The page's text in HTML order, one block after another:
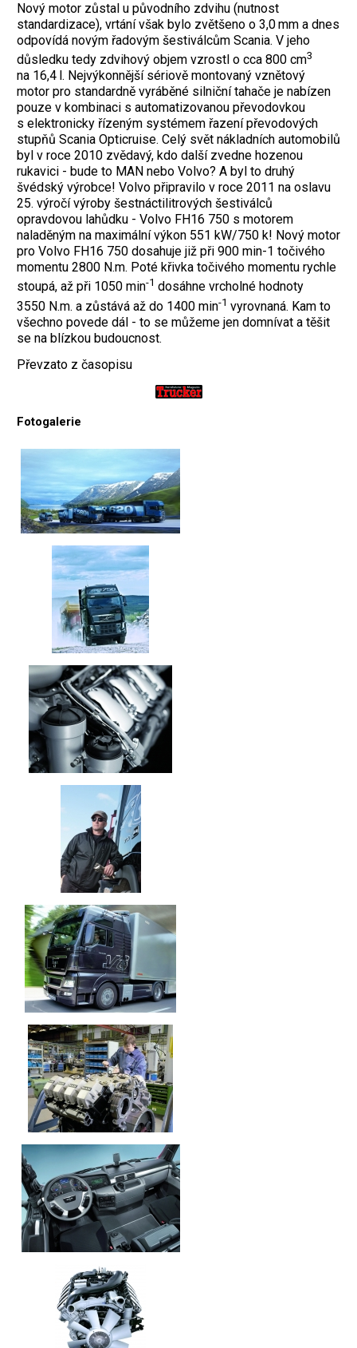
Nový motor zůstal u původního zdvihu (nutnost
standardizace), vrtání však bylo zvětšeno o 3,0 mm a dnes
odpovídá novým řadovým šestiválcům Scania. V jeho
důsledku tedy zdvihový objem vzrostl o cca 800 cm3
na 16,4 l. Nejvýkonnější sériově montovaný vznětový
motor pro standardně vyráběné silniční tahače je nabízen
pouze v kombinaci s automatizovanou převodovkou
s elektronicky řízeným systémem řazení převodových
stupňů Scania Opticruise. Celý svět nákladních automobilů
byl v roce 2010 zvědavý, kdo další zvedne hozenou
rukavici - bude to MAN nebo Volvo? A byl to druhý
švédský výrobce! Volvo připravilo v roce 2011 na oslavu
25. výročí výroby šestnáctilitrových šestiválců
opravdovou lahůdku - Volvo FH16 750 s motorem
naladěným na maximální výkon 551 kW/750 k! Nový motor
pro Volvo FH16 750 dosahuje již při 900 min-1 točivého
momentu 2800 N.m. Poté křivka točivého momentu rychle
stoupá, až při 1050 min-1 dosáhne vrcholné hodnoty
3550 N.m. a zůstává až do 1400 min-1 vyrovnaná. Kam to
všechno povede dál - to se můžeme jen domnívat a těšit
se na blízkou budoucnost.
Převzato z časopisu
Fotogalerie